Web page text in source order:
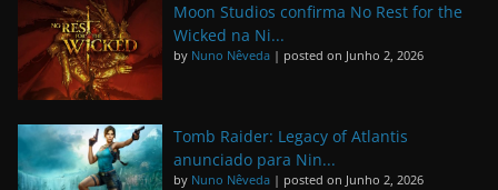
Moon Studios confirma No Rest for the
Wicked na Ni...
by Nuno Nêveda | posted on Junho 2, 2026
Tomb Raider: Legacy of Atlantis
anunciado para Nin...
by Nuno Nêveda | posted on Junho 2, 2026